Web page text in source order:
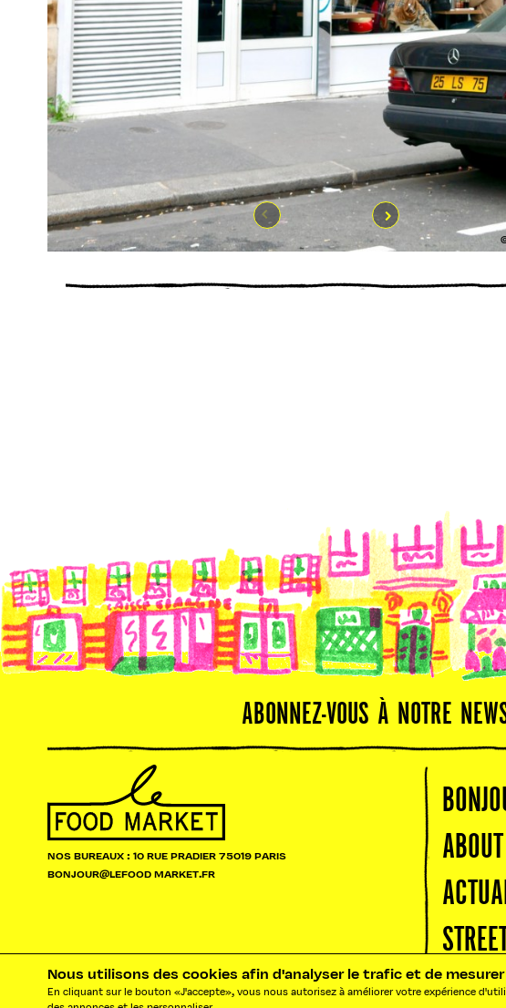
ABONNEZ-VOUS À NOTRE
NOS BUREAUX : 10 RUE PRADIER 75019 PARIS
BONJOUR@LEFOOD MARKET.FR
ABOUT
Nous utilisons des cookies afin d'analyser le trafic et de
En cliquant sur le bouton «J'accepte», vous nous autorisez à améliorer votre expérience